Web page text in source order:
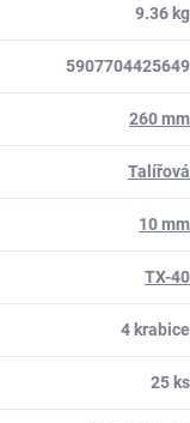
9.36 kg
5907704425649
260 mm
Talířová
10 mm
TX-40
4 krabice
25 ks